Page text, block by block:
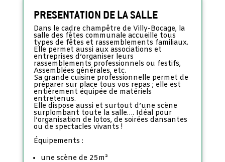
PRESENTATION DE LA SALLE
Dans le cadre champêtre de Villy-Bocage, la
salle des fêtes communale accueille tous
types de fêtes et rassemblements familiaux.
Elle permet aussi aux associations et
entreprises d’organiser leurs
rassemblements professionnels ou festifs,
Assemblées générales, etc.
Sa grande cuisine professionnelle permet de
préparer sur place tous vos repas ; elle est
entièrement équipée de matériels
entretenus.
Elle dispose aussi et surtout d’une scène
surplombant toute la salle…. Idéal pour
l’organisation de lotos, de soirées dansantes
ou de spectacles vivants !
Équipements :
une scène de 25m²